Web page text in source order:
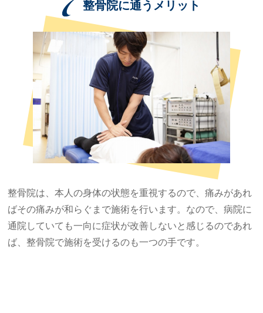
整骨院に通うメリット
整骨院は、本人の身体の状態を重視するので、痛みがあれ
ばその痛みが和らぐまで施術を行います。なので、病院に
通院していても一向に症状が改善しないと感じるのであれ
ば、整骨院で施術を受けるのも一つの手です。